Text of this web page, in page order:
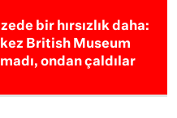
bir hırsızlık daha:
kez British Museum
ondan çaldılar